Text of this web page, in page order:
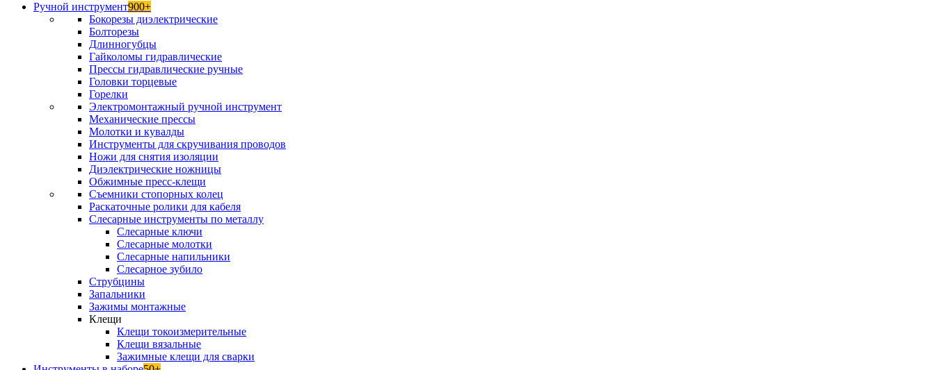
Ручной инструмент900+
Бокорезы диэлектрические
Болторезы
Длинногубцы
Гайколомы гидравлические
Прессы гидравлические ручные
Головки торцевые
Горелки
Электромонтажный ручной инструмент
Механические прессы
Молотки и кувалды
Инструменты для скручивания проводов
Ножи для снятия изоляции
Диэлектрические ножницы
Обжимные пресс-клещи
Съемники стопорных колец
Раскаточные ролики для кабеля
Слесарные инструменты по металлу
Слесарные ключи
Слесарные молотки
Слесарные напильники
Слесарное зубило
Струбцины
Запальники
Зажимы монтажные
Клещи
Клещи токоизмерительные
Клещи вязальные
Зажимные клещи для сварки